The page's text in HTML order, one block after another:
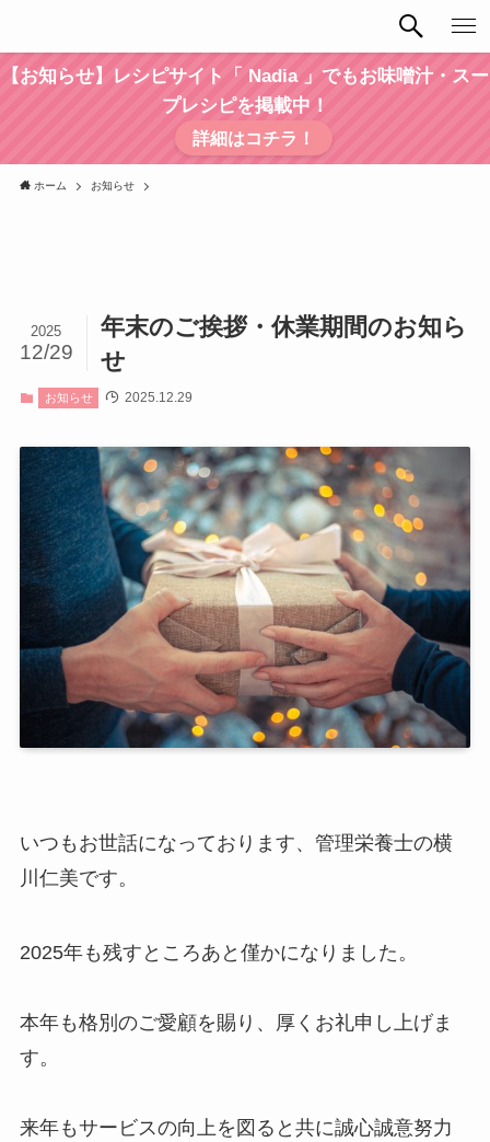
【お知らせ】レシピサイト「 Nadia 」でもお味噌汁・スー
プレシピを掲載中！
詳細はコチラ！
ホーム お知らせ
年末のご挨拶・休業期間のお知ら
せ
2025
12/29
お知らせ 2025.12.29
いつもお世話になっております、管理栄養士の横
川仁美です。
2025年も残すところあと僅かになりました。
本年も格別のご愛顧を賜り、厚くお礼申し上げま
す。
来年もサービスの向上を図ると共に誠心誠意努力